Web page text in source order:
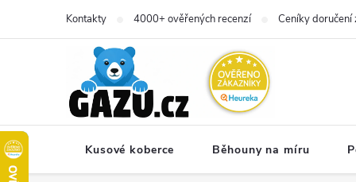
Kontakty 4000+ ověřených recenzí Ceníky doručení
Kusové koberce Běhouny na míru